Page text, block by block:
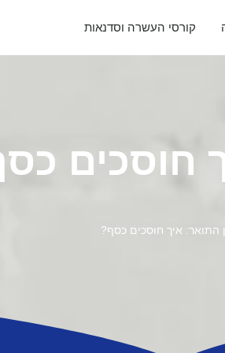
קורסי העשרה וסדנאות
חוסכים
התואר: איך חוסכים כסף?